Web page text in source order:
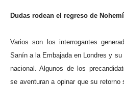
Dudas rodean el regreso de
Varios son los interrogantes
Sanín a la Embajada en Londres y
nacional. Algunos de los
se aventuran a opinar que su retorno